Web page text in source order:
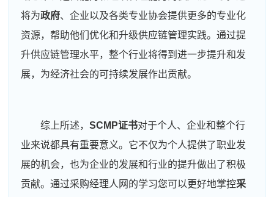
将为政府、企业以及各类专业协会提供更多的专业化
资源，帮助他们优化和升级供应链管理实践。通过提
升供应链管理水平，整个行业将得到进一步提升和发
展，为经济社会的可持续发展作出贡献。
综上所述，SCMP证书对于个人、企业和整个行
业来说都具有重要意义。它不仅为个人提供了职业发
展的机会，也为企业的发展和行业的提升做出了积极
贡献。通过采购经理人网的学习您可以更好地掌控采